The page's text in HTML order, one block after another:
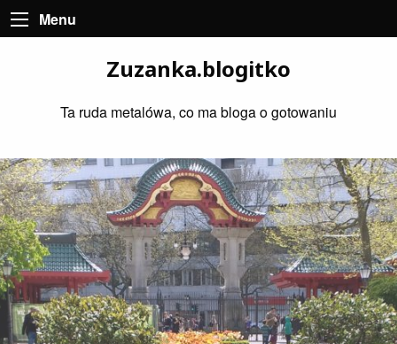
Menu
Zuzanka.blogitko
Ta ruda metalówa, co ma bloga o gotowaniu